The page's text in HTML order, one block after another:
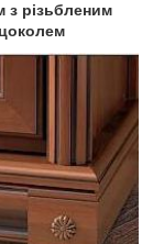
з різьбленим
цоколем